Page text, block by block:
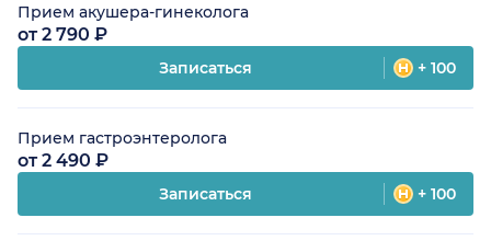
Прием акушера-гинеколога
от 2 790 ₽
Записаться + 100
Прием гастроэнтеролога
от 2 490 ₽
Записаться + 100